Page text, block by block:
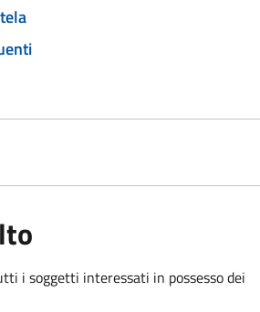
i soggetti interessati in possesso dei